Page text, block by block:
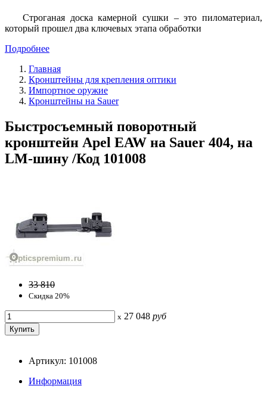
Строганая доска камерной сушки – это пиломатериал,
который прошел два ключевых этапа обработки
Подробнее
Главная
Кронштейны для крепления оптики
Импортное оружие
Кронштейны на Sauer
Быстросъемный поворотный
кронштейн Apel EAW на Sauer 404, на
LM-шину /Код 101008
33 810
Скидка 20%
x 27 048 руб
Артикул: 101008
Информация